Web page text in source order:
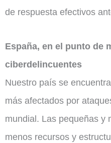
de respuesta efectivos
España, en el punto de
ciberdelincuentes
Nuestro país se
más afectados por
mundial. Las pequeñas y
menos recursos y